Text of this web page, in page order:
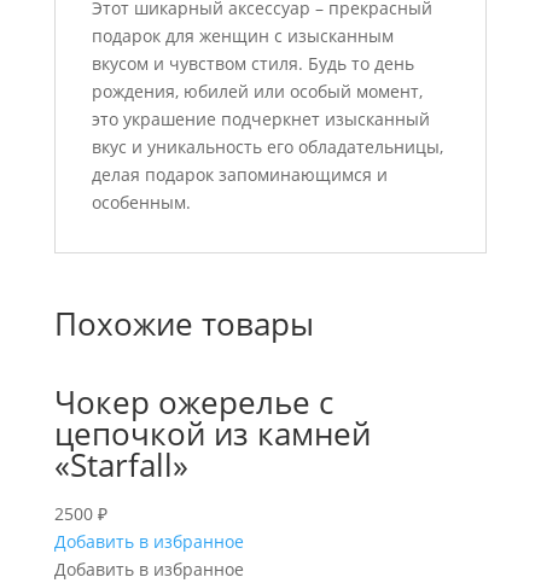
Этот шикарный аксессуар – прекрасный
подарок для женщин с изысканным
вкусом и чувством стиля. Будь то день
рождения, юбилей или особый момент,
это украшение подчеркнет изысканный
вкус и уникальность его обладательницы,
делая подарок запоминающимся и
особенным.
Похожие товары
Чокер ожерелье с
цепочкой из камней
«Starfall»
2500 ₽
Добавить в избранное
Добавить в избранное